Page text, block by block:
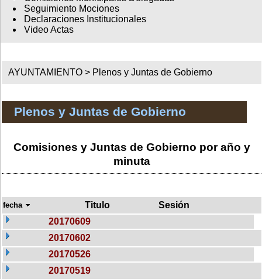
Seguimiento Mociones
Declaraciones Institucionales
Video Actas
AYUNTAMIENTO > Plenos y Juntas de Gobierno
Plenos y Juntas de Gobierno
Comisiones y Juntas de Gobierno por año y
minuta
fecha Titulo
Sesión
20170609
20170602
20170526
20170519